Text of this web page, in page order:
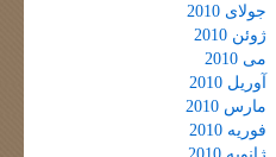
جولای 2010
ژوئن 2010
می 2010
آوریل 2010
مارس 2010
فوریه 2010